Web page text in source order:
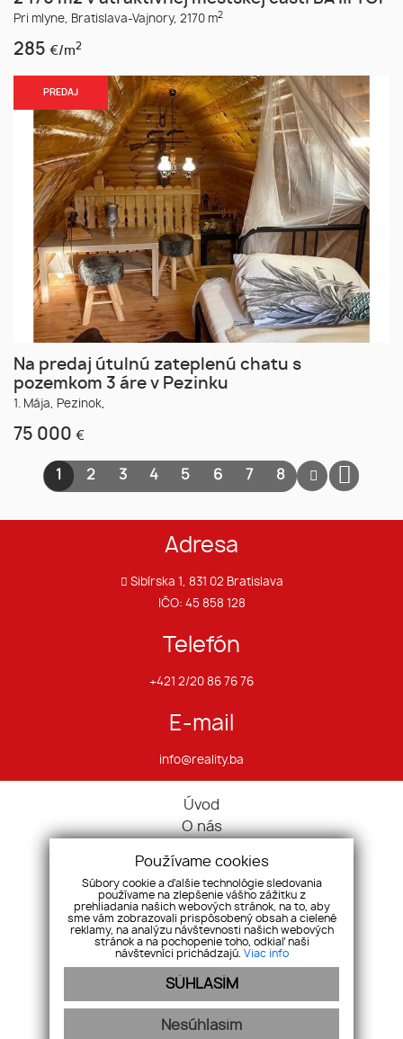
Pri mlyne, Bratislava-Vajnory, 2170 m2
285 €/m2
PREDAJ
Na predaj útulnú zateplenú chatu s
pozemkom 3 áre v Pezinku
1. Mája, Pezinok,
75 000 €
1 2 3 4 5 6 7 8
Adresa
Sibírska 1, 831 02 Bratislava
IČO: 45 858 128
Telefón
+421 2/20 86 76 76
E-mail
info@reality.ba
Úvod
O nás
Pravidlá cookies
Ponúknite nám
Služby
Kontakt
Ochrana osobných údajov
Domy
Pozemky
Komerčné nehnuteľnosti
Používame cookies
Súbory cookie a ďalšie technológie sledovania
používame na zlepšenie vášho zážitku z
prehliadania našich webových stránok, na to, aby
sme vám zobrazovali prispôsobený obsah a cielené
reklamy, na analýzu návštevnosti našich webových
stránok a na pochopenie toho, odkiaľ naši
návštevníci prichádzajú. Viac info
SÚHLASÍM
Nesúhlasím